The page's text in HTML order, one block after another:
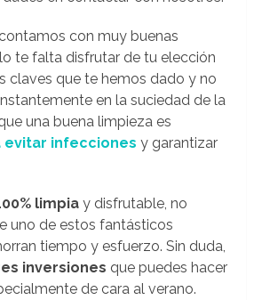
con muy buenas
te falta disfrutar de tu elección
claves que te hemos dado y no
en la suciedad de la
una buena limpieza es
evitar infecciones y garantizar
limpia y disfrutable, no
uno de estos fantásticos
tiempo y esfuerzo. Sin duda,
inversiones que puedes hacer
de cara al verano.